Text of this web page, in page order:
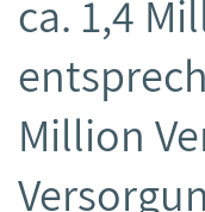
ca. 1,4
Million